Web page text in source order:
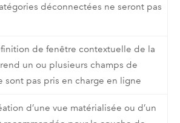
déconnectées ne seront pas
de fenêtre contextuelle de la
un ou plusieurs champs de
sont pas pris en charge en ligne
d’une vue matérialisée ou d’un